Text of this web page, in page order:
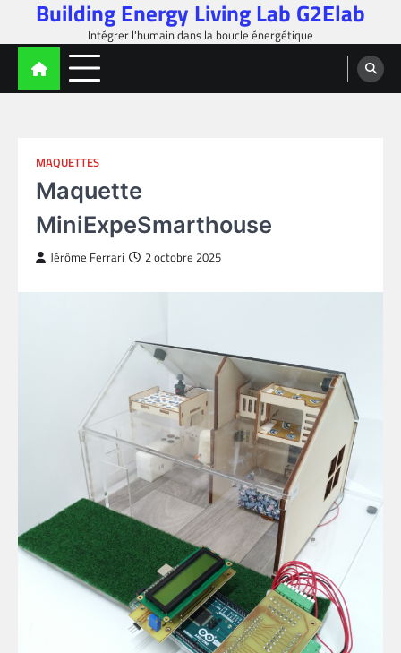
content
Building Energy Living Lab G2Elab
Intégrer l'humain dans la boucle énergétique
MAQUETTES
Maquette
MiniExpeSmarthouse
Jérôme Ferrari 2 octobre 2025